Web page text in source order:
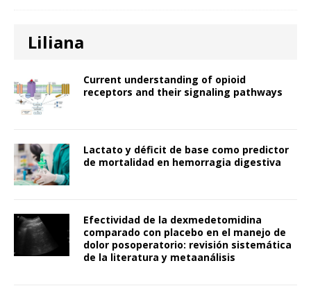
Liliana
Current understanding of opioid
receptors and their signaling pathways
Lactato y déficit de base como predictor
de mortalidad en hemorragia digestiva
Efectividad de la dexmedetomidina
comparado con placebo en el manejo de
dolor posoperatorio: revisión sistemática
de la literatura y metaanálisis